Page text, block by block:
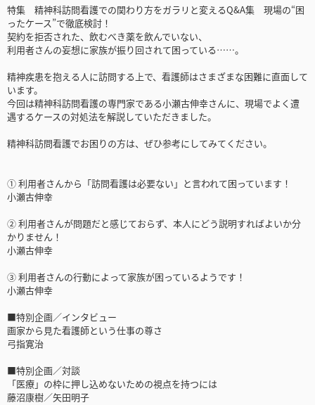
特集 精神科訪問看護での関わり方をガラリと変えるQ&A集 現場の“困
ったケース”で徹底検討！
契約を拒否された、飲むべき薬を飲んでいない、
利用者さんの妄想に家族が振り回されて困っている……。
精神疾患を抱える人に訪問する上で、看護師はさまざまな困難に直面して
います。
今回は精神科訪問看護の専門家である小瀬古伸幸さんに、現場でよく遭
遇するケースの対処法を解説していただきました。
精神科訪問看護でお困りの方は、ぜひ参考にしてみてください。
① 利用者さんから「訪問看護は必要ない」と言われて困っています！
小瀬古伸幸
② 利用者さんが問題だと感じておらず、本人にどう説明すればよいか分
かりません！
小瀬古伸幸
③ 利用者さんの行動によって家族が困っているようです！
小瀬古伸幸
■特別企画／インタビュー
画家から見た看護師という仕事の尊さ
弓指寛治
■特別企画／対談
「医療」の枠に押し込めないための視点を持つには
藤沼康樹／矢田明子